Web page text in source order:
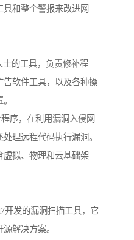
和整个警报来改进网
士的工具，负责修补程
告软件工具，以及各种操
序，在利用漏洞入侵网
理远程代码执行漏洞。
虚拟、物理和云基础架
开发的漏洞扫描工具，它
解决方案。